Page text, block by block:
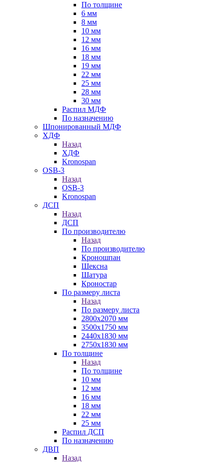
По толщине
6 мм
8 мм
10 мм
12 мм
16 мм
18 мм
19 мм
22 мм
25 мм
28 мм
30 мм
Распил МДФ
По назначению
Шпонированный МДФ
ХДФ
Назад
ХДФ
Kronospan
OSB-3
Назад
OSB-3
Kronospan
ДСП
Назад
ДСП
По производителю
Назад
По производителю
Кроношпан
Шексна
Шатура
Кроностар
По размеру листа
Назад
По размеру листа
2800х2070 мм
3500х1750 мм
2440х1830 мм
2750х1830 мм
По толщине
Назад
По толщине
10 мм
12 мм
16 мм
18 мм
22 мм
25 мм
Распил ДСП
По назначению
ДВП
Назад